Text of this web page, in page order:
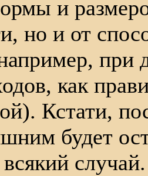
и
но и от
при
как
Кстати,
будет
случай.